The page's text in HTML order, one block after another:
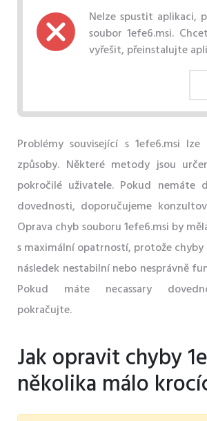
Nelze spustit aplikaci,
soubor 1efe6.msi.
vyřešit, přeinstalujte
Problémy související s 1efe6.msi
způsoby. Některé metody jsou
pokročilé uživatele. Pokud nemáte
dovednosti, doporučujeme
Oprava chyb souboru 1efe6.msi by
s maximální opatrností, protože
následek nestabilní nebo nesprávně
Pokud máte necassary
pokračujte.
Jak opravit chyby
několika málo